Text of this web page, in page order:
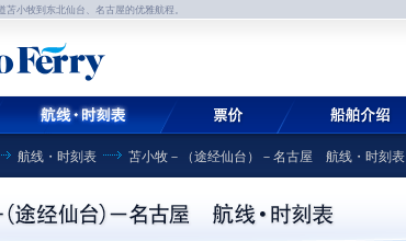
小牧到东北仙台、名古屋的优雅航程。
航线・时刻表 苫小牧－（途经仙台）－名古屋 航线・时刻表